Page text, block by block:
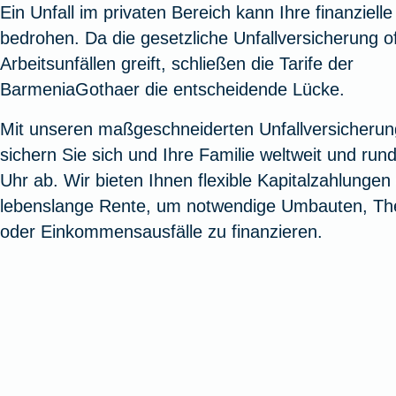
Oldtimerversicherung
Fahrradversicherung
Zur Produktübersicht
Zur
Jagd-
Zur
Augenzusatzversicherung
Pflegemonatsgeld
Zur Produktübersicht
Zur
Zur
Vermögensschadenversicherung
Zur Produktübersicht Zur
Spezialversicherungen
Zur Serviceübersicht
Ein Unfall im privaten Bereich kann Ihre
bedrohen. Da die gesetzliche Unfallversicherung
Arbeitsunfällen greift, schließen die Tarife der
BarmeniaGothaer die entscheidende Lücke.
Mit unseren maßgeschneiderten
sichern Sie sich und Ihre Familie weltweit und
Uhr ab. Wir bieten Ihnen flexible
lebenslange Rente, um notwendige Umbauten,
oder Einkommensausfälle zu finanzieren.